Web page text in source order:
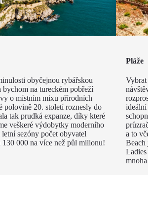
obyčejnou rybářskou
na tureckém pobřeží
o místním mixu přírodních
polovině 20. století roznesly do
tak prudká expanze, díky které
veškeré výdobytky moderního
sezóny počet obyvatel
130 000 na více než půl milionu!
Pláže
Vybrat
ideální
a to
Beach
Ladies
mnoha